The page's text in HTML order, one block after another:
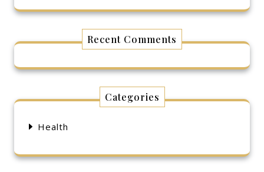
Recent Comments
Categories
Health